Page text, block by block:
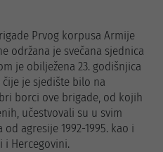
Prvog korpusa Armije
održana je svečana sjednica
je obilježena 23. godišnjica
je sjedište bilo na
borci ove brigade, od kojih
učestvovali su u svim
agresije 1992-1995. kao i
i Hercegovini.